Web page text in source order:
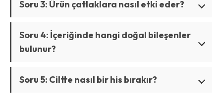
Soru 3: Ürün çatlaklara nasıl etki eder?
Soru 4: İçeriğinde hangi doğal bileşenler
bulunur?
Soru 5: Ciltte nasıl bir his bırakır?